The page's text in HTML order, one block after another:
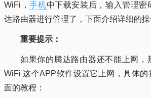
WiFi，手机中下载安装后，输入管理密
达路由器进行管理了，下面介绍详细的操
重要提示：
如果你的腾达路由器还不能上网，
WiFi 这个APP软件设置它上网，具体
面的教程：